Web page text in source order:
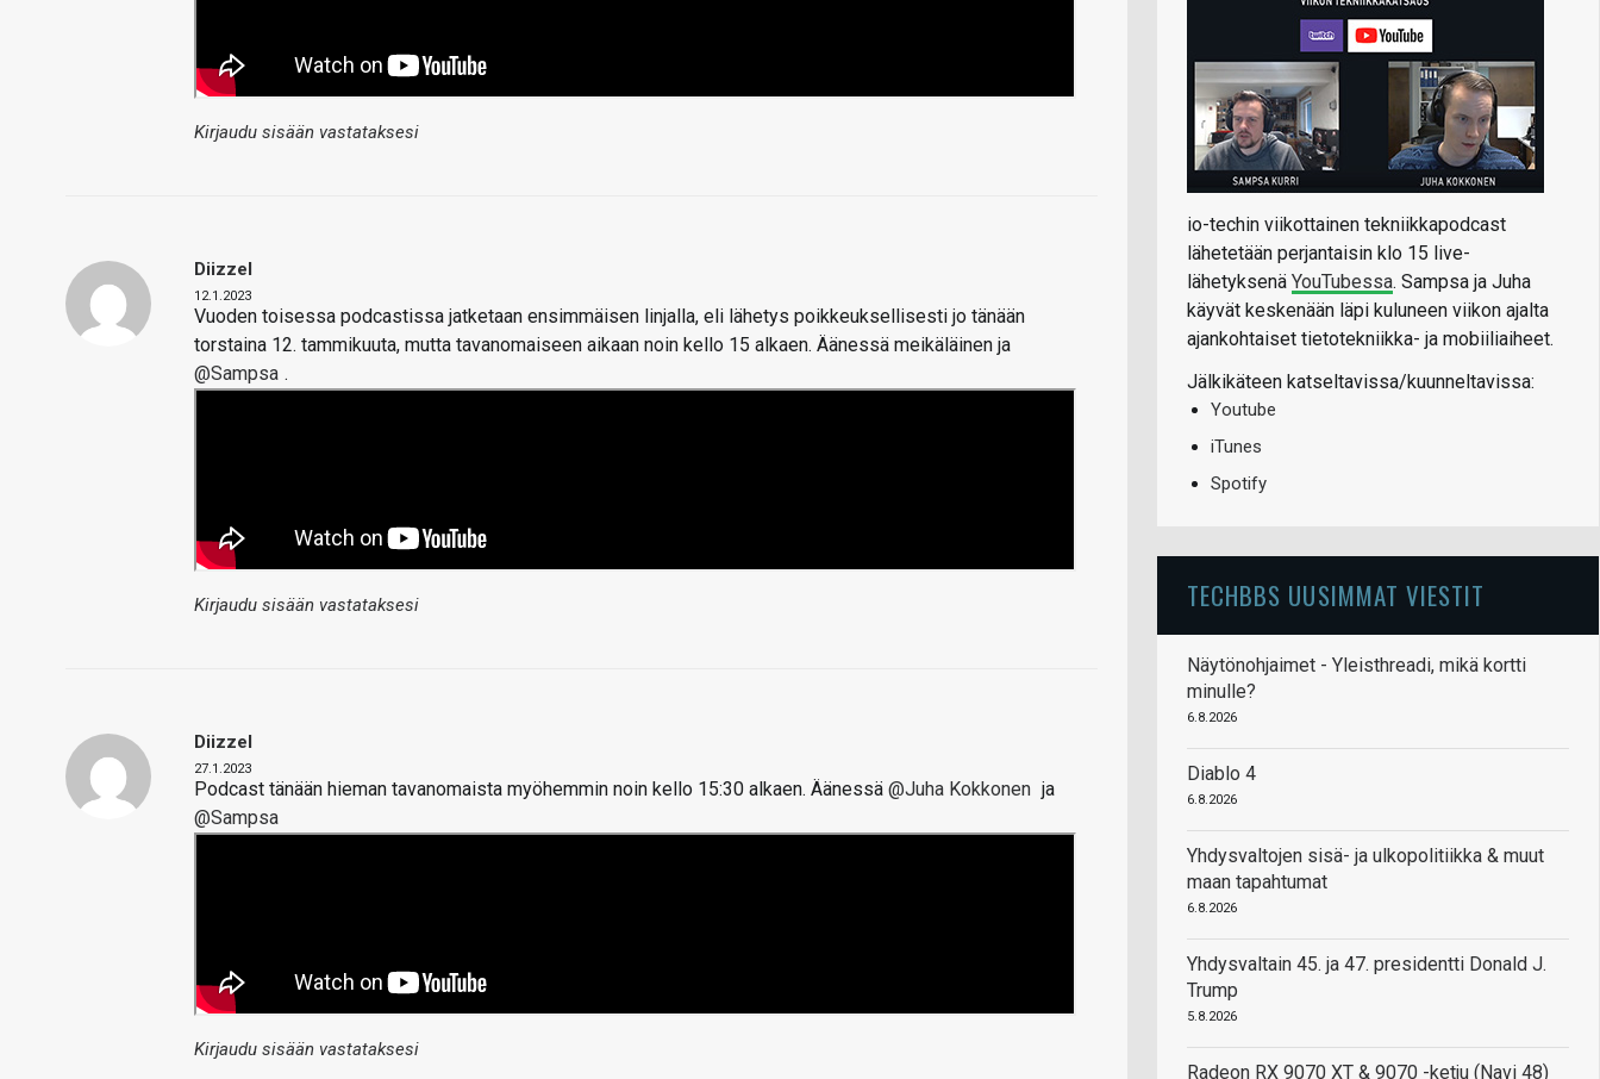
Kirjaudu sisään vastataksesi
Diizzel
12.1.2023
Vuoden toisessa podcastissa jatketaan ensimmäisen linjalla, eli lähetys poikkeuksellisesti jo tänään
torstaina 12. tammikuuta, mutta tavanomaiseen aikaan noin kello 15 alkaen. Äänessä meikäläinen ja
@Sampsa .
Kirjaudu sisään vastataksesi
Diizzel
27.1.2023
Podcast tänään hieman tavanomaista myöhemmin noin kello 15:30 alkaen. Äänessä @Juha Kokkonen ja
@Sampsa
Kirjaudu sisään vastataksesi
io-techin viikottainen tekniikkapodcast
lähetetään perjantaisin klo 15 live-
lähetyksenä YouTubessa. Sampsa ja Juha
käyvät keskenään läpi kuluneen viikon ajalta
ajankohtaiset tietotekniikka- ja mobiiliaiheet.
Jälkikäteen katseltavissa/kuunneltavissa:
Youtube
iTunes
Spotify
TECHBBS UUSIMMAT VIESTIT
Näytönohjaimet - Yleisthreadi, mikä kortti
minulle?
6.8.2026
Diablo 4
6.8.2026
Yhdysvaltojen sisä- ja ulkopolitiikka & muut
maan tapahtumat
6.8.2026
Yhdysvaltain 45. ja 47. presidentti Donald J.
Trump
5.8.2026
Radeon RX 9070 XT & 9070 -ketju (Navi 48)